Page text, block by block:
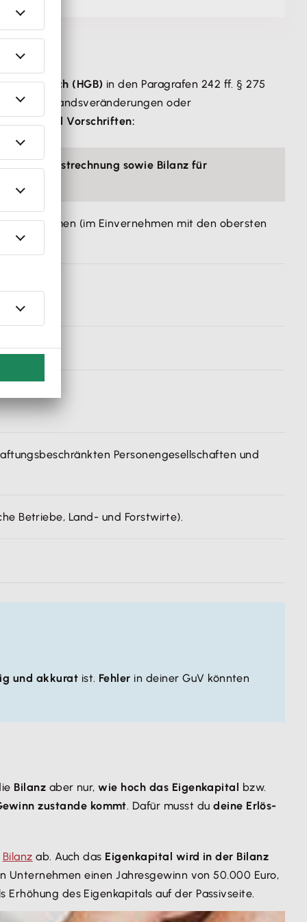
(HGB) in den Paragrafen 242 ff. § 275
Bestandsveränderungen oder
und Vorschriften:
und Verlustrechnung sowie Bilanz für
bestimmen (im Einvernehmen mit den obersten
musst.
Personengesellschaften und
Betriebe, Land- und Forstwirte).
und akkurat ist. Fehler in deiner GuV könnten
Bilanz aber nur,wie hoch das Eigenkapital bzw.
zustande kommt. Dafür musst dudeine Erlös-
Bilanz ab. Auch das Eigenkapital wird in der Bilanz
Unternehmen einen Jahresgewinn von 50.000 Euro,
des Eigenkapitals auf der Passivseite.